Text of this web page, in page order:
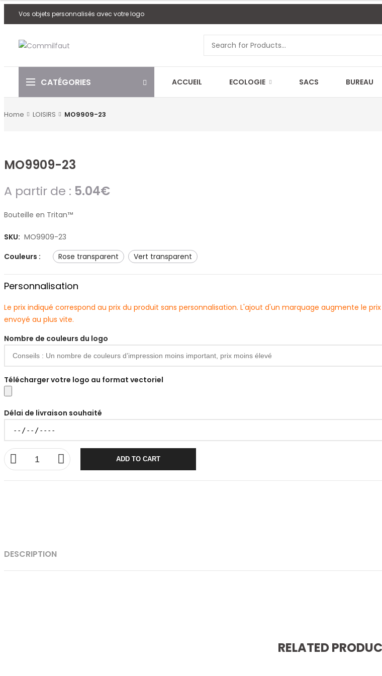
Vos objets personnalisés avec votre logo
CATÉGORIES ACCUEIL ECOLOGIE SACS BUREAU
Home LOISIRS MO9909-23
MO9909-23
A partir de : 5.04€
Bouteille en Tritan™
SKU: MO9909-23
Couleurs :
rose transparent vert transparent
Personnalisation
Le prix indiqué correspond au prix du produit sans personnalisation. L'ajout d'un marquage augmente le
envoyé au plus vite.
Nombre de couleurs du logo
Télécharger votre logo au format vectoriel
Délai de livraison souhaité
ADD TO CART
DESCRIPTION
RELATED